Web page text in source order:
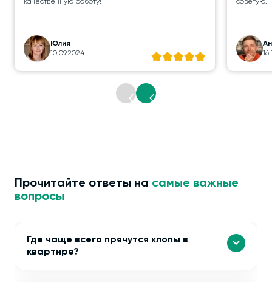
качественную работу!
Юлия
10.09.2024
советую.
Прочитайте ответы на самые важные
вопросы
Где чаще всего прячутся клопы в
квартире?